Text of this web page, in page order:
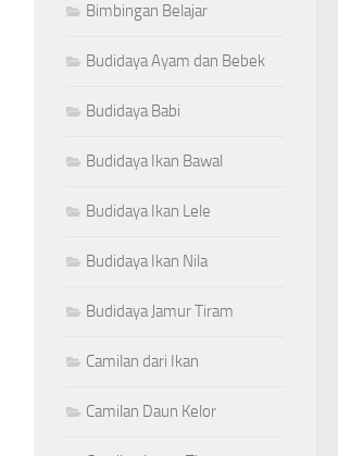
Bimbingan Belajar
Budidaya Ayam dan Bebek
Budidaya Babi
Budidaya Ikan Bawal
Budidaya Ikan Lele
Budidaya Ikan Nila
Budidaya Jamur Tiram
Camilan dari Ikan
Camilan Daun Kelor